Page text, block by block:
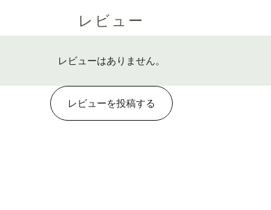
レビュー
レビューはありません。
レビューを投稿する